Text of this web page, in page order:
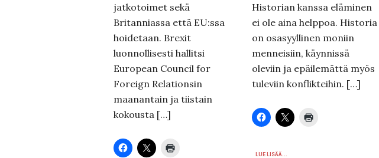
jatkotoimet sekä
Britanniassa että EU:ssa
hoidetaan. Brexit
luonnollisesti hallitsi
European Council for
Foreign Relationsin
maanantain ja tiistain
kokousta […]
Historian kanssa eläminen
ei ole aina helppoa. Historia
on osasyyllinen moniin
menneisiin, käynnissä
oleviin ja epäilemättä myös
tuleviin konflikteihin. […]
LUE LISÄÄ...